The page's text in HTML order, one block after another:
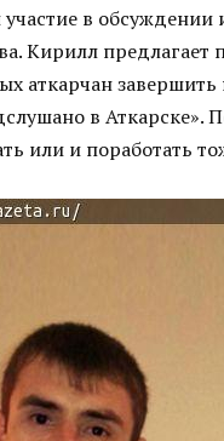
в
Кирилл предлагает
аткарчан
в Аткарске».
или и поработать